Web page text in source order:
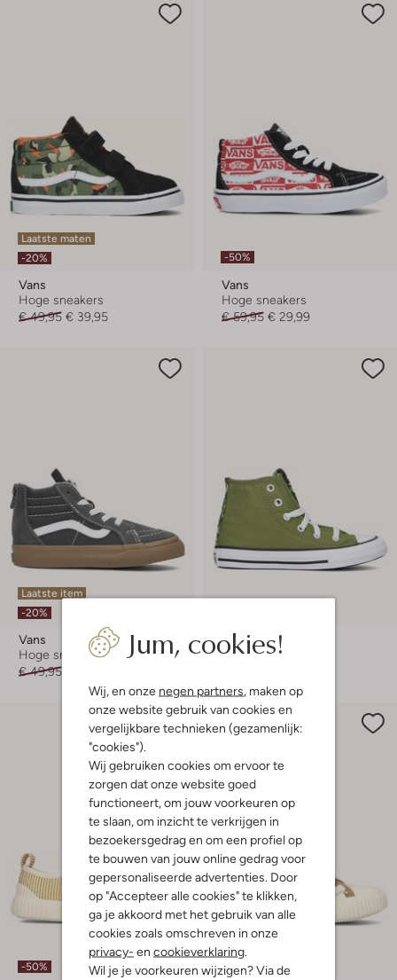
Jum, cookies!
Wij, en onze negen partners , maken op
onze website gebruik van cookies en
vergelijkbare technieken (gezamenlijk:
"cookies").
Wij gebruiken cookies om ervoor te
zorgen dat onze website goed
functioneert, om jouw voorkeuren op
te slaan, om inzicht te verkrijgen in
bezoekersgedrag en om een profiel op
te bouwen van jouw online gedrag voor
gepersonaliseerde advertenties. Door
op "Accepteer alle cookies" te klikken,
ga je akkoord met het gebruik van alle
cookies zoals omschreven in onze
privacy- en cookieverklaring
Wil je je voorkeuren wijzigen? Via de
Laatste maten
-20%
Vans
Hoge sneakers
€ 49,95 € 39,95
-50%
Vans
Hoge sneakers
€ 59,95 € 29,99
Laatste item
-20%
Vans
Hoge sneakers
€ 49,95
Converse
Hoge sneakers
-50% -50%